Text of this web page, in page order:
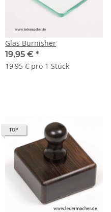
Glas Burnisher
19,95 € *
19,95 € pro 1 Stück
TOP